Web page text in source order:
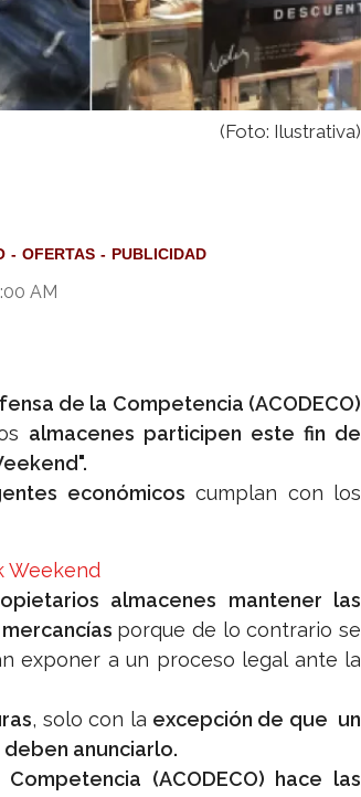
(Foto: Ilustrativa)
OFERTAS PUBLICIDAD
AM
de la Competencia (ACODECO)
almacenes participen este fin de
económicos cumplan con los
Weekend
almacenes mantener las
mercancías porque de lo contrario se
exponer a un proceso legal ante la
, solo con la excepción de que un
anunciarlo.
(ACODECO) hace las